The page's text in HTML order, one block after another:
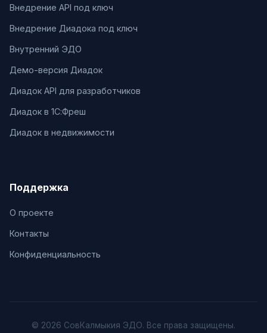
Внедрение API под ключ
Внедрение Диадока под ключ
Внутренний ЭДО
Демо-версия Диадок
Диадок API для разработчиков
Диадок в 1С:Фреш
Диадок в недвижимости
Поддержка
О проекте
Контакты
Конфиденциальность
© 2026 СовКалмыкия ЭДО. Все права защищены.